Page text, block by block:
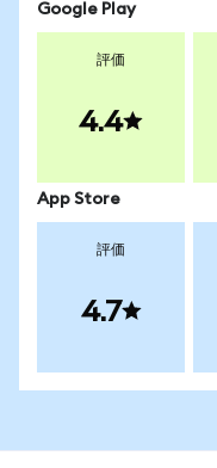
Google Play
評価
4.4
App Store
評価
4.7